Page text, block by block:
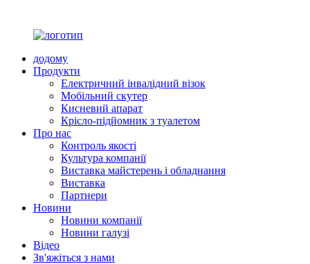
додому
Продукти
Електричний інвалідний візок
Мобільний скутер
Кисневий апарат
Крісло-підйомник з туалетом
Про нас
Контроль якості
Культура компанії
Виставка майстерень і обладнання
Виставка
Партнери
Новини
Новини компанії
Новини галузі
Відео
Зв'яжіться з нами